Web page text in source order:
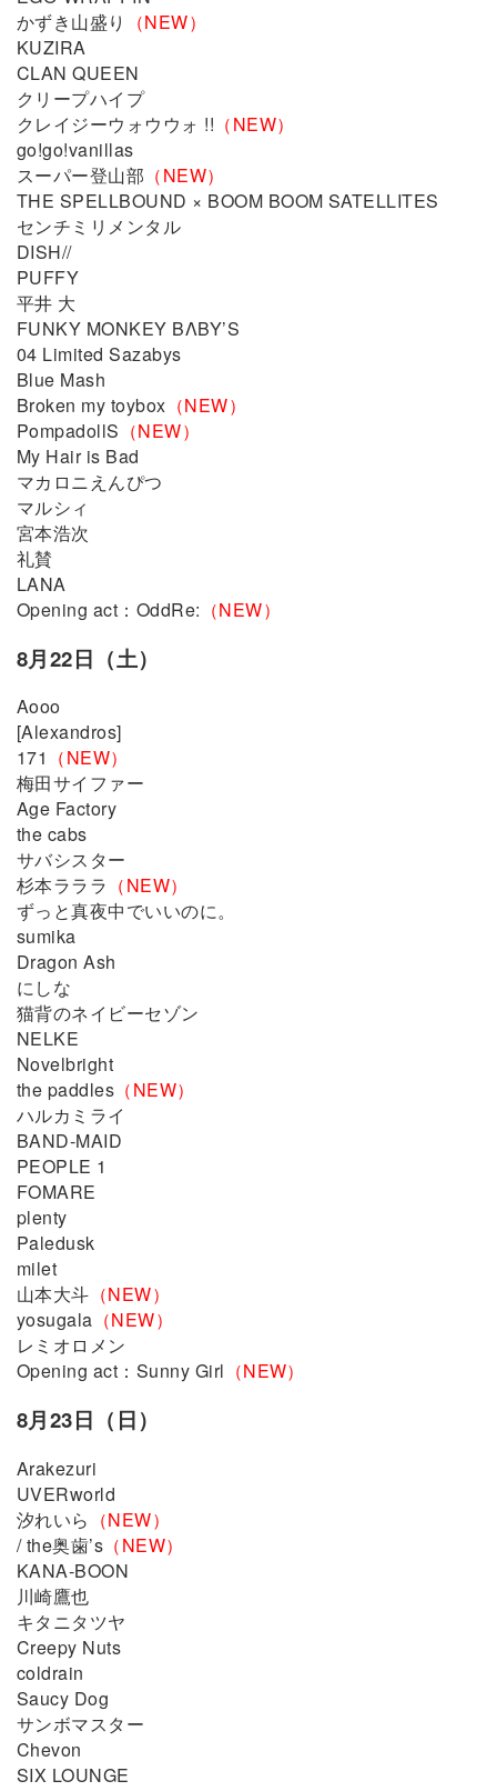
かずき山盛り
（NEW）
KUZIRA
CLAN QUEEN
クリープハイプ
クレイジーウォウウォ !! （NEW）
go!go!vanillas
スーパー登山部 （NEW）
THE SPELLBOUND × BOOM BOOM SATELLITES
センチミリメンタル
DISH//
PUFFY
平井 大
FUNKY MONKEY BΛBY’S
04 Limited Sazabys
Blue Mash
Broken my toybox （NEW）
PompadollS （NEW）
My Hair is Bad
マカロニえんぴつ
マルシィ
宮本浩次
礼賛
LANA
Opening act：OddRe: （NEW）
8月22日（土）
Aooo
[Alexandros]
171 （NEW）
梅田サイファー
Age Factory
the cabs
サバシスター
杉本ラララ （NEW）
ずっと真夜中でいいのに。
sumika
Dragon Ash
にしな
猫背のネイビーセゾン
NELKE
Novelbright
the paddles （NEW）
ハルカミライ
BAND-MAID
PEOPLE 1
FOMARE
plenty
Paledusk
milet
山本大斗 （NEW）
yosugala （NEW）
レミオロメン
Opening act：Sunny Girl （NEW）
8月23日（日）
Arakezuri
UVERworld
汐れいら （NEW）
/ the奥歯’s （NEW）
KANA-BOON
川崎鷹也
キタニタツヤ
Creepy Nuts
coldrain
Saucy Dog
サンボマスター
Chevon
SIX LOUNGE